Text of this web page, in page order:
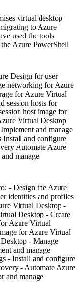
virtual desktop
to Azure
used the tools
Azure PowerShell
Design for user
networking for Azure
for Azure Virtual
session hosts for
host image for
Virtual Desktop
and manage
Install and configure
Automate Azure
manage
- Design the Azure
identities and profiles
Virtual Desktop -
Desktop - Create
Azure Virtual
for Azure Virtual
- Manage
and manage
- Install and configure
- Automate Azure
and manage